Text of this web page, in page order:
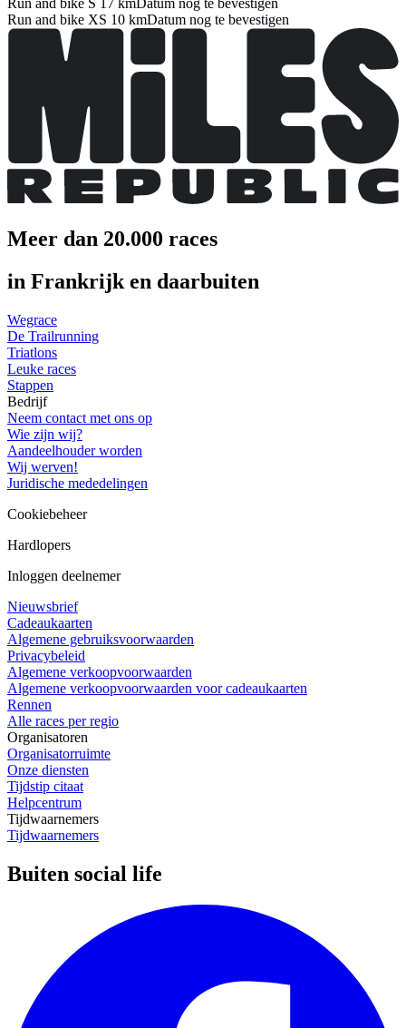
Run and bike S 17 km Datum nog te bevestigen
Run and bike XS 10 kmDatum nog te bevestigen
Meer dan 20.000 races
in Frankrijk en daarbuiten
Wegrace
De Trailrunning
Triatlons
Leuke races
Stappen
Bedrijf
Neem contact met ons op
Wie zijn wij?
Aandeelhouder worden
Wij werven!
Juridische mededelingen
Cookiebeheer
Hardlopers
Inloggen deelnemer
Nieuwsbrief
Cadeaukaarten
Algemene gebruiksvoorwaarden
Privacybeleid
Algemene verkoopvoorwaarden
Algemene verkoopvoorwaarden voor cadeaukaarten
Rennen
Alle races per regio
Organisatoren
Organisatorruimte
Onze diensten
Tijdstip citaat
Helpcentrum
Tijdwaarnemers
Tijdwaarnemers
Buiten social life